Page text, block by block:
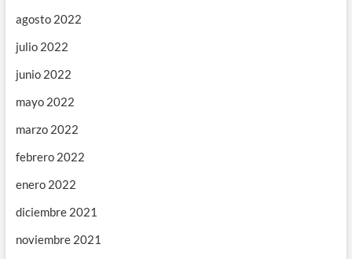
agosto 2022
julio 2022
junio 2022
mayo 2022
marzo 2022
febrero 2022
enero 2022
diciembre 2021
noviembre 2021